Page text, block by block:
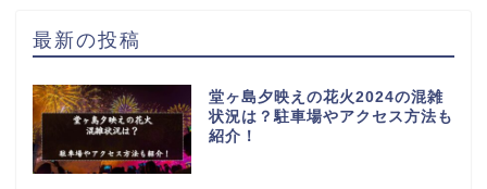
最新の投稿
堂ヶ島夕映えの花火2024の混雑
状況は？駐車場やアクセス方法も
紹介！